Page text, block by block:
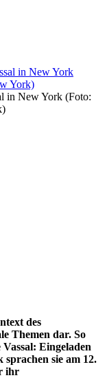
in New York (Foto:
des
Themen dar. So
Eingeladen
sie am 12.
ihr